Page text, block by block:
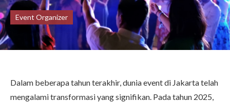
Event Organizer
Dalam beberapa tahun terakhir, dunia event di Jakarta telah
mengalami transformasi yang signifikan. Pada tahun 2025,